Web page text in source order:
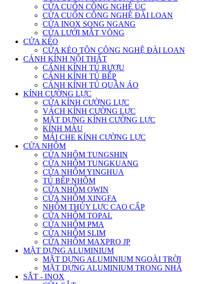
CỬA CUỐN CÔNG NGHỆ ÚC
CỬA CUỐN CÔNG NGHỆ ĐÀI LOAN
CỬA INOX SONG NGANG
CỬA LƯỚI MẮT VÕNG
CỬA KÉO
CỬA KÉO TÔN CÔNG NGHỆ ĐÀI LOAN
CÁNH KÍNH NỘI THẤT
CÁNH KÍNH TỦ RƯỢU
CÁNH KÍNH TỦ BẾP
CÁNH KÍNH TỦ QUẦN ÁO
KÍNH CƯỜNG LỰC
CỬA KÍNH CƯỜNG LỰC
VÁCH KÍNH CƯỜNG LỰC
MẶT DỰNG KÍNH CƯỜNG LỰC
KÍNH MÀU
MÁI CHE KÍNH CƯỜNG LỰC
CỬA NHÔM
CỬA NHÔM TUNGSHIN
CỬA NHÔM TUNGKUANG
CỬA NHÔM YINGHUA
TỦ BẾP NHÔM
CỬA NHÔM OWIN
CỬA NHÔM XINGFA
NHÔM THỦY LỰC CAO CẤP
CỬA NHÔM TOPAL
CỬA NHÔM PMA
CỬA NHÔM SLIM
CỬA NHÔM MAXPRO JP
MẶT DỰNG ALUMINIUM
MẶT DỰNG ALUMINIUM NGOÀI TRỜI
MẶT DỰNG ALUMINIUM TRONG NHÀ
SẮT - INOX